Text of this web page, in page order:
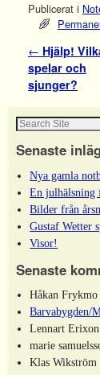
Publicerat i
← Hjälp!
spelar och
sjunger?
Senaste
Nya gamla
En julhälsning
Bilder från
Gustaf Wetter
Visor!
Senaste
Håkan Frykmo
Barvabygden/
Lennart Erixon
marie
Klas